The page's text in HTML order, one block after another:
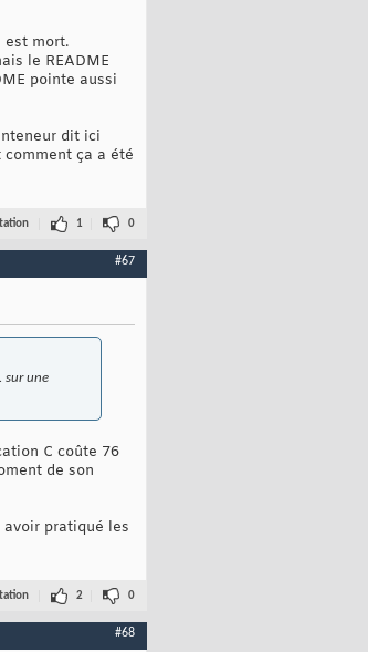
est mort.
le README
pointe aussi
dit ici
ça a été
1 0
#67
sur une
C coûte 76
de son
pratiqué les
2 0
#68